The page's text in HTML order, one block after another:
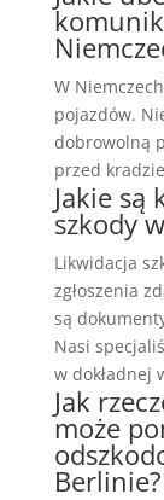
W
pojazdów.
dobrowolną
przed
Jakie
szkody
Likwidacja
zgłoszenia
są
Nasi
w dokładnej
Jak
może
Berlinie?